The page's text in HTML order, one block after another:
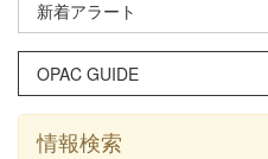
新着アラート
OPAC GUIDE
情報検索